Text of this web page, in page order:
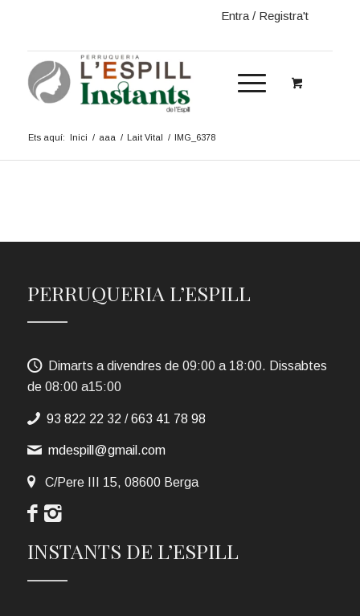
Entra / Registra't
Ets aquí: Inici / aaa / Lait Vital / IMG_6378
PERRUQUERIA L’ESPILL
Dimarts a divendres de 09:00 a 18:00. Dissabtes
de 08:00 a15:00
93 822 22 32 /663 41 78 98
mdespill@gmail.com
C/Pere III 15, 08600 Berga
INSTANTS DE L’ESPILL